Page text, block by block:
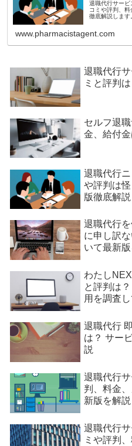
退職代行サービ
コミや評判、
徹底解説します
すので、絶対
なります。
www.pharmacistagent.com
退職代行
ミと評判
セルフ退
金、給付
退職代行
や評判は
版徹底解説
退職代行
に申し訳
いて最新
わたし
と評判は
用を調査
退職代行
は？ サー
説
退職代行
判、料金
新版を解説
退職代行
ミや評判